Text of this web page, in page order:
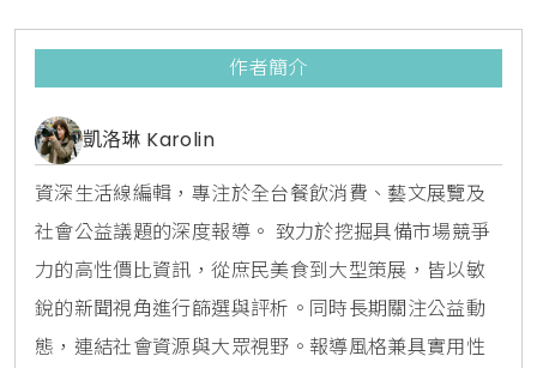
舊衣廢布幻化成無限可能的藝術作品。多年來持續舉辦
環保藝術展覽與工作坊，改變大眾對環保藝術的認知與
作者簡介
凱洛琳 Karolin
資深生活線編輯，專注於全台餐飲消費、藝文展覽及
社會公益議題的深度報導。 致力於挖掘具備市場競爭
力的高性價比資訊，從庶民美食到大型策展，皆以敏
銳的新聞視角進行篩選與評析。同時長期關注公益動
態，連結社會資源與大眾視野。報導風格兼具實用性